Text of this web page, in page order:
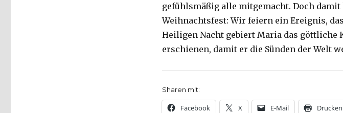
gefühlsmäßig alle mitgemacht. Doch damit
Weihnachtsfest: Wir feiern ein Ereignis,
Heiligen Nacht gebiert Maria das göttliche
erschienen, damit er die Sünden der Welt
Sharen mit:
Facebook X E-Mail Drucken